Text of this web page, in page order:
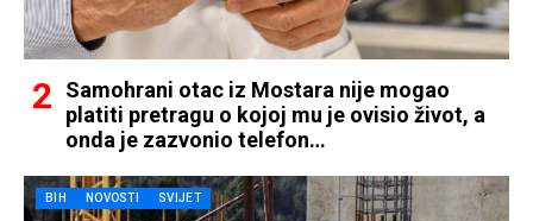
Samohrani otac iz Mostara nije mogao
platiti pretragu o kojoj mu je ovisio život, a
onda je zazvonio telefon…
BIH NOVOSTI SVIJET